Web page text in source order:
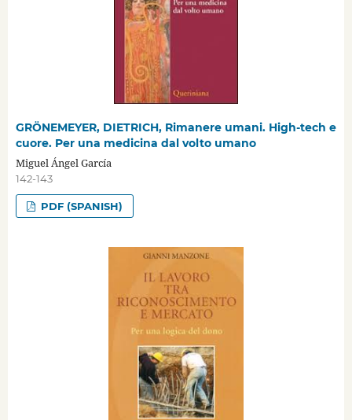
GRÖNEMEYER, DIETRICH, Rimanere umani. High-tech e
cuore. Per una medicina dal volto umano
Miguel Ángel García
142-143
PDF (SPANISH)